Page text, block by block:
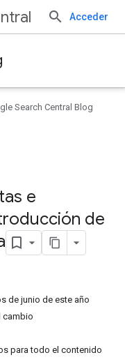
Acceder
Search Central Blog
e
de
de junio de este año
cambio
para todo el contenido